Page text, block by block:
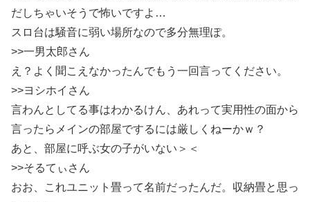
だしちゃいそうで怖いですよ…
スロ台は騒音に弱い場所なので多分無理ぽ。
>>一男太郎さん
え？よく聞こえなかったんでもう一回言ってください。
>>ヨシホイさん
言わんとしてる事はわかるけん、あれって実用性の面から
言ったらメインの部屋でするには厳しくねーかｗ？
あと、部屋に呼ぶ女の子がいない＞＜
>>そるてぃさん
おお、これユニット畳って名前だったんだ。収納畳と思っ